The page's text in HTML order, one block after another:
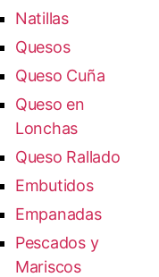
Natillas
Quesos
Queso Cuña
Queso en
Lonchas
Queso Rallado
Embutidos
Empanadas
Pescados y
Mariscos